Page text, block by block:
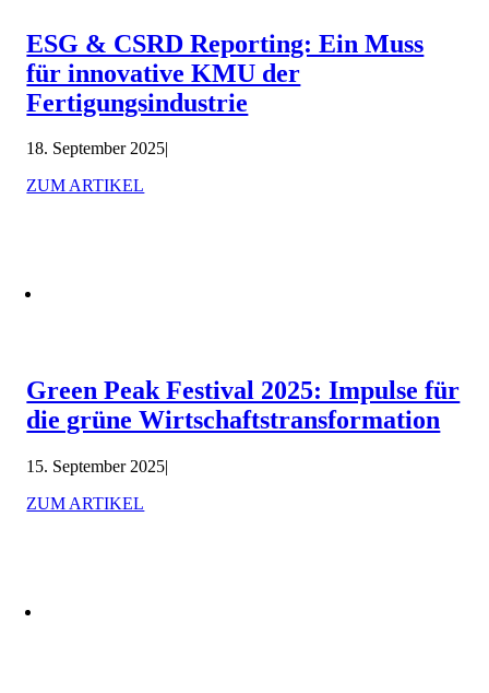
ESG & CSRD Reporting: Ein Muss
für innovative KMU der
Fertigungsindustrie
18. September 2025
ZUM ARTIKEL
Green Peak Festival 2025: Impulse für
die grüne Wirtschaftstransformation
15. September 2025|
ZUM ARTIKEL